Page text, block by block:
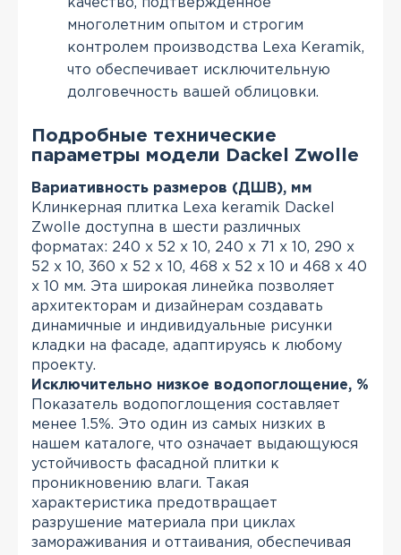
качество, подтвержденное
многолетним опытом и строгим
контролем производства Lexa Keramik,
что обеспечивает исключительную
долговечность вашей облицовки.
Подробные технические
параметры модели Dackel Zwolle
Вариативность размеров (ДШВ), мм
Клинкерная плитка Lexa keramik Dackel
Zwolle доступна в шести различных
форматах: 240 х 52 х 10, 240 x 71 x 10, 290 x
52 x 10, 360 x 52 x 10, 468 x 52 x 10 и 468 x 40
x 10 мм. Эта широкая линейка позволяет
архитекторам и дизайнерам создавать
динамичные и индивидуальные рисунки
кладки на фасаде, адаптируясь к любому
проекту.
Исключительно низкое водопоглощение, %
Показатель водопоглощения составляет
менее 1.5%. Это один из самых низких в
нашем каталоге, что означает выдающуюся
устойчивость фасадной плитки к
проникновению влаги. Такая
характеристика предотвращает
разрушение материала при циклах
замораживания и оттаивания, обеспечивая